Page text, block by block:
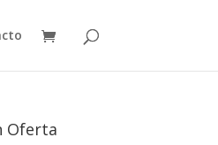
Oferta